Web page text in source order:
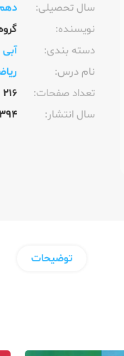
سال تحصیلی:‌
نویسنده:‌
دسته بندی:
نام درس:
تعداد صفحات:‌
216
سال انتشار:‌
توضیحات